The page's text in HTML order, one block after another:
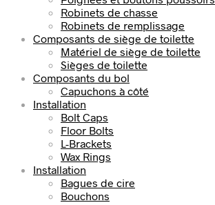
Robinets de chasse
Robinets de remplissage
Composants de siège de toilette
Matériel de siège de toilette
Sièges de toilette
Composants du bol
Capuchons à côté
Installation
Bolt Caps
Floor Bolts
L-Brackets
Wax Rings
Installation
Bagues de cire
Bouchons